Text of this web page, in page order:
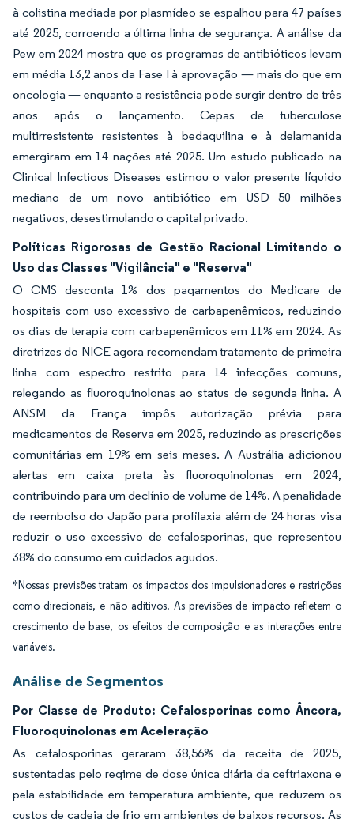
à colistina mediada por plasmídeo se espalhou para 47 países
até 2025, corroendo a última linha de segurança. A análise da
Pew em 2024 mostra que os programas de antibióticos levam
em média 13,2 anos da Fase I à aprovação — mais do que em
oncologia — enquanto a resistência pode surgir dentro de três
anos após o lançamento. Cepas de tuberculose
multirresistente resistentes à bedaquilina e à delamanida
emergiram em 14 nações até 2025. Um estudo publicado na
Clinical Infectious Diseases estimou o valor presente líquido
mediano de um novo antibiótico em USD 50 milhões
negativos, desestimulando o capital privado.
Políticas Rigorosas de Gestão Racional Limitando o
Uso das Classes "Vigilância" e "Reserva"
O CMS desconta 1% dos pagamentos do Medicare de
hospitais com uso excessivo de carbapenêmicos, reduzindo
os dias de terapia com carbapenêmicos em 11% em 2024. As
diretrizes do NICE agora recomendam tratamento de primeira
linha com espectro restrito para 14 infecções comuns,
relegando as fluoroquinolonas ao status de segunda linha. A
ANSM da França impôs autorização prévia para
medicamentos de Reserva em 2025, reduzindo as prescrições
comunitárias em 19% em seis meses. A Austrália adicionou
alertas em caixa preta às fluoroquinolonas em 2024,
contribuindo para um declínio de volume de 14%. A penalidade
de reembolso do Japão para profilaxia além de 24 horas visa
reduzir o uso excessivo de cefalosporinas, que representou
38% do consumo em cuidados agudos.
*Nossas previsões tratam os impactos dos impulsionadores e restrições
como direcionais, e não aditivos. As previsões de impacto refletem o
crescimento de base, os efeitos de composição e as interações entre
variáveis.
Análise de Segmentos
Por Classe de Produto: Cefalosporinas como Âncora,
Fluoroquinolonas em Aceleração
As cefalosporinas geraram 38,56% da receita de 2025,
sustentadas pelo regime de dose única diária da ceftriaxona e
pela estabilidade em temperatura ambiente, que reduzem os
custos de cadeia de frio em ambientes de baixos recursos. As